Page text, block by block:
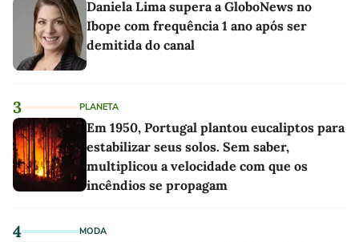
Daniela Lima supera a GloboNews no
Ibope com frequência 1 ano após ser
demitida do canal
3 PLANETA
Em 1950, Portugal plantou eucaliptos para
estabilizar seus solos. Sem saber,
multiplicou a velocidade com que os
incêndios se propagam
4 MODA